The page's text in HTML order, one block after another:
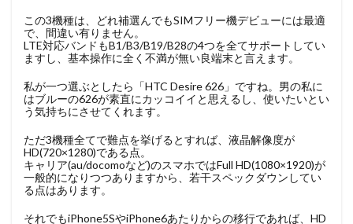
この3機種は、どれ補選んでもSIMフリー機デビューには最適
で、間違い有りません。
LTE対応バンドもB1/B3/B19/B28の4つを全てサポートしてい
ますし、基本操作に全く不満が無い良端末と言えます。
私が一つ選ぶとしたら「HTC Desire 626」ですね。男の私に
はブルーの626が素直にカッコイイと思えるし、使いたいとい
う気持ちにさせてくれます。
ただ3機種全てで難点を挙げるとすれば、液晶解像度が
HD(720×1280)である点。
キャリア(au/docomoなど)のスマホではFull HD(1080×1920)が
一般的になりつつありますから、若干スペックダウンしてい
る点はあります。
それでもiPhone5SやiPhone6あたりからの移行であれば、HD